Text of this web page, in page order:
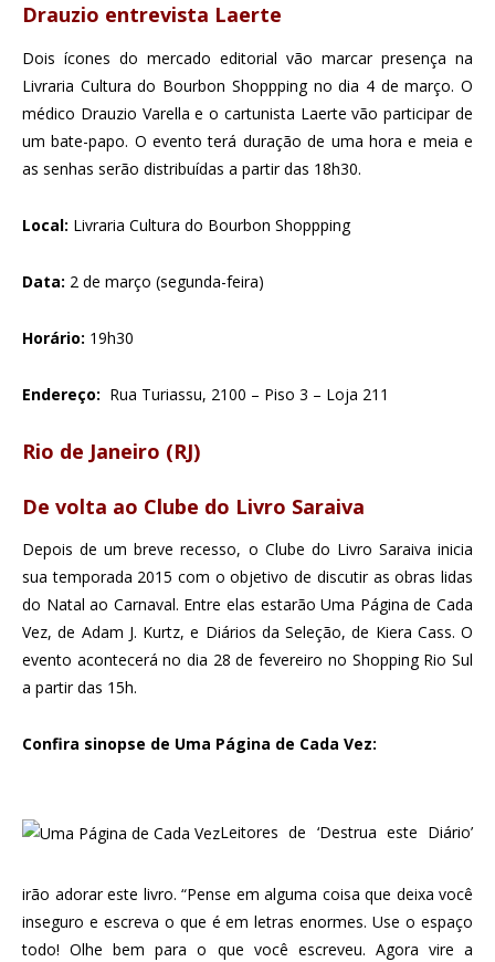
Drauzio entrevista Laerte
Dois ícones do mercado editorial vão marcar presença na
Livraria Cultura do Bourbon Shoppping no dia 4 de março. O
médico Drauzio Varella e o cartunista Laerte vão participar de
um bate-papo. O evento terá duração de uma hora e meia e
as senhas serão distribuídas a partir das 18h30.
Local: Livraria Cultura do Bourbon Shoppping
Data: 2 de março (segunda-feira)
Horário: 19h30
Endereço: Rua Turiassu, 2100 – Piso 3 – Loja 211
Rio de Janeiro (RJ)
De volta ao Clube do Livro Saraiva
Depois de um breve recesso, o Clube do Livro Saraiva inicia
sua temporada 2015 com o objetivo de discutir as obras lidas
do Natal ao Carnaval. Entre elas estarão Uma Página de Cada
Vez, de Adam J. Kurtz, e Diários da Seleção, de Kiera Cass. O
evento acontecerá no dia 28 de fevereiro no Shopping Rio Sul
a partir das 15h.
Confira sinopse de Uma Página de Cada Vez:
Leitores de ‘Destrua este Diário’
irão adorar este livro. “Pense em alguma coisa que deixa você
inseguro e escreva o que é em letras enormes. Use o espaço
todo! Olhe bem para o que você escreveu. Agora vire a